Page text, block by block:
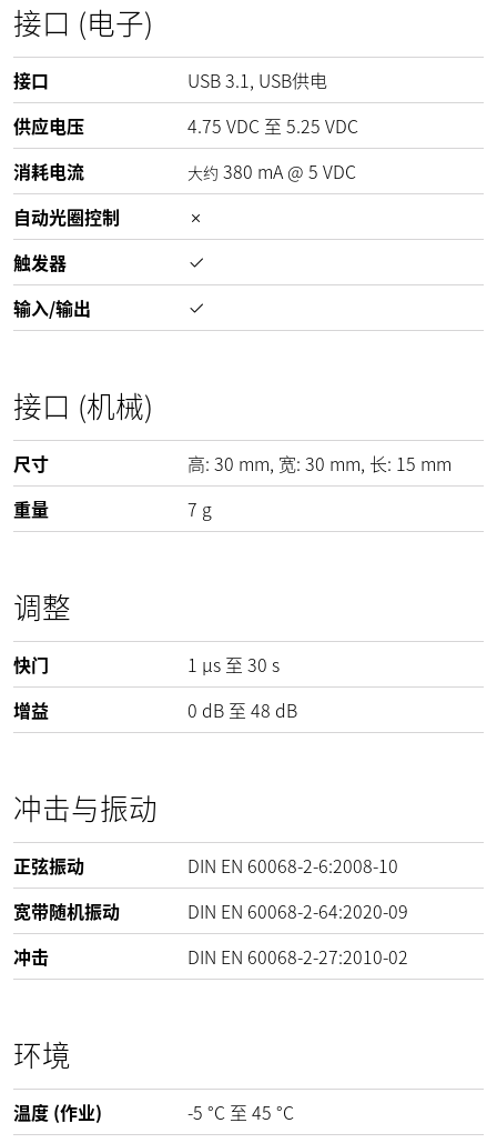
接口 (电子)
接口
USB 3.1, USB供电
供应电压
4.75 VDC 至 5.25 VDC
消耗电流
大约 380 mA@ 5 VDC
自动光圈控制
触发器
输入/输出
接口 (机械)
尺寸 高: 30 mm, 宽: 30 mm, 长: 15 mm
重量
7 g
调整
快门
1 µs 至 30 s
增益
0 dB 至 48 dB
冲击与振动
正弦振动
DIN EN 60068-2-6:2008-10
宽带随机振动
DIN EN 60068-2-64:2020-09
冲击
DIN EN 60068-2-27:2010-02
环境
温度 (作业) -5 °C 至 45 °C